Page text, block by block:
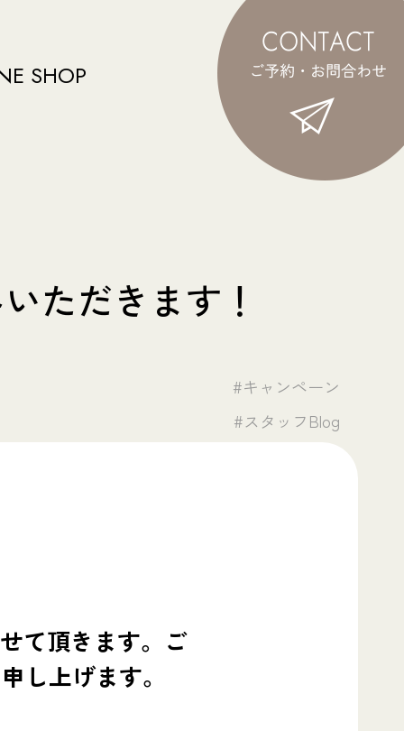
SHOP
ただきます！
#キャンペーン
#スタッフBlog
て頂きます。ご
し上げます。